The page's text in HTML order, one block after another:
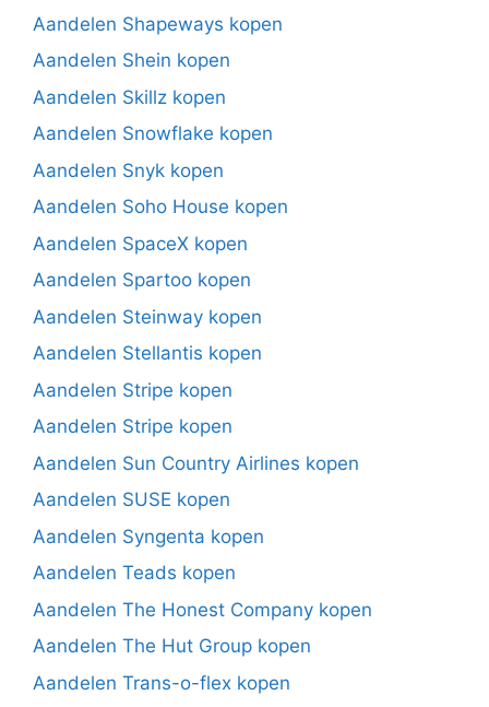
Aandelen Shapeways kopen
Aandelen Shein kopen
Aandelen Skillz kopen
Aandelen Snowflake kopen
Aandelen Snyk kopen
Aandelen Soho House kopen
Aandelen SpaceX kopen
Aandelen Spartoo kopen
Aandelen Steinway kopen
Aandelen Stellantis kopen
Aandelen Stripe kopen
Aandelen Stripe kopen
Aandelen Sun Country Airlines kopen
Aandelen SUSE kopen
Aandelen Syngenta kopen
Aandelen Teads kopen
Aandelen The Honest Company kopen
Aandelen The Hut Group kopen
Aandelen Trans-o-flex kopen